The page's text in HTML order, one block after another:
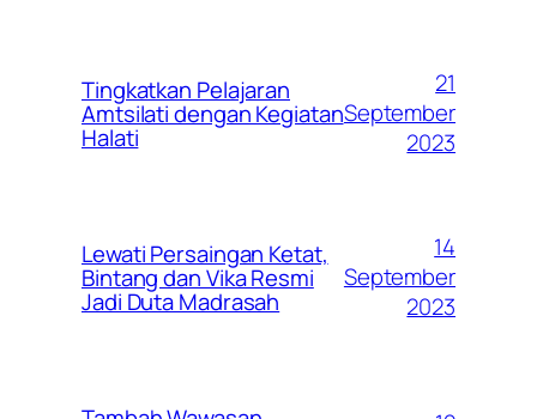
Tingkatkan Pelajaran
Amtsilati dengan Kegiatan
Halati
21
September
2023
Lewati Persaingan Ketat,
Bintang dan Vika Resmi
Jadi Duta Madrasah
14
September
2023